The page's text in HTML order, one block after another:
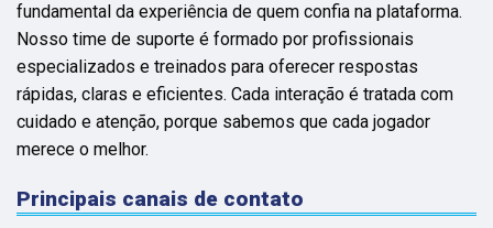
fundamental da experiência de quem confia na plataforma.
Nosso time de suporte é formado por profissionais
especializados e treinados para oferecer respostas
rápidas, claras e eficientes. Cada interação é tratada com
cuidado e atenção, porque sabemos que cada jogador
merece o melhor.
Principais canais de contato